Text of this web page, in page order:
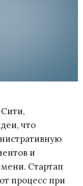
что
и
Стартап
процесс при